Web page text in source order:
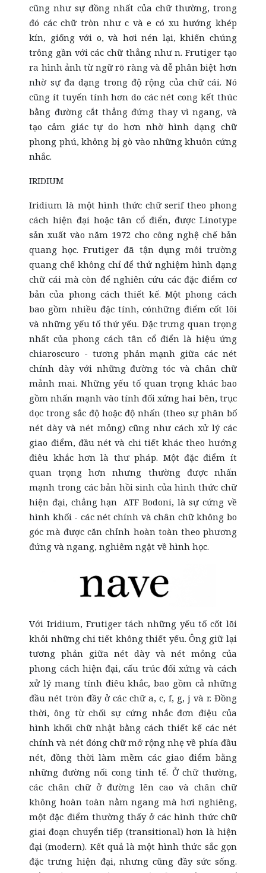
cũng như sự đồng nhất của chữ thường, trong
đó các chữ tròn như c và e có xu hướng khép
kín, giống với o, và hơi nén lại, khiến chúng
trông gần với các chữ thẳng như n. Frutiger tạo
ra hình ảnh từ ngữ rõ ràng và dễ phân biệt hơn
nhờ sự đa dạng trong độ rộng của chữ cái. Nó
cũng ít tuyến tính hơn do các nét cong kết thúc
bằng đường cắt thẳng đứng thay vì ngang, và
tạo cảm giác tự do hơn nhờ hình dạng chữ
phong phú, không bị gò vào những khuôn cứng
nhắc.
IRIDIUM
Iridium là một hình thức chữserif theo phong
cách hiện đại hoặc tân cổ điển, được Linotype
sản xuất vào năm 1972 cho công nghệ chế bản
quang học. Frutiger đã tận dụng môi trường
quang chế không chỉ để thử nghiệm hình dạng
chữ cái mà còn để nghiên cứu các đặc điểm cơ
bản của phong cách thiết kế. Một phong cách
bao gồm nhiều đặc tính, cónhững điểm cốt lõi
và những yếu tố thứ yếu. Đặc trưng quan trọng
nhất của phong cách tân cổ điển là hiệu ứng
chiaroscuro - tương phản mạnh giữa các nét
chính dày với những đường tóc và chân chữ
mảnh mai. Những yếu tố quan trọng khác bao
gồm nhấn mạnh vào tính đối xứng hai bên, trục
dọc trong sắc độ hoặc độ nhấn (theo sự phân bố
nét dày và nét mỏng) cũng như cách xử lý các
giao điểm, đầu nét và chi tiết khác theo hướng
điêu khắc hơn là thư pháp. Một đặc điểm ít
quan trọng hơn nhưng thường được nhấn
mạnh trong các bản hồi sinh của hình thức chữ
hiện đại, chẳng hạn ATF Bodoni, là sự cứng về
hình khối - các nét chính và chân chữ không bo
góc mà được căn chỉnh hoàn toàn theo phương
đứng và ngang, nghiêm ngặt về hình học.
Với Iridium, Frutiger tách những yếu tố cốt lõi
khỏi những chi tiết không thiết yếu. Ông giữ lại
tương phản giữa nét dày và nét mỏng của
phong cách hiện đại, cấu trúc đối xứng và cách
xử lý mang tính điêu khắc, bao gồm cả những
đầu nét tròn đầy ở các chữ a, c, f, g, j và r. Đồng
thời, ông từ chối sự cứng nhắc đơn điệu của
hình khối chữ nhật bằng cách thiết kế các nét
chính và nét đóng chữ mở rộng nhẹ về phía đầu
nét, đồng thời làm mềm các giao điểm bằng
những đường nối cong tinh tế. Ở chữ thường,
các chân chữ ở đường lên cao và chân chữ
không hoàn toàn nằm ngang mà hơi nghiêng,
một đặc điểm thường thấy ở các hình thức chữ
giai đoạn chuyển tiếp (transitional) hơn là hiện
đại (modern). Kết quả là một hình thức sắc gọn
đặc trưng hiện đại, nhưng cũng đầy sức sống.